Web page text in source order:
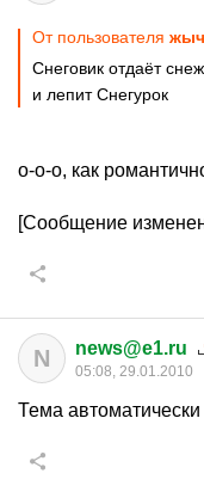
От пользователя
Снеговик отдаёт
и лепит Снегурок
о-о-о, как
[Сообщение
N news@e1.ru
05:08, 29.01.2010
Тема автоматически